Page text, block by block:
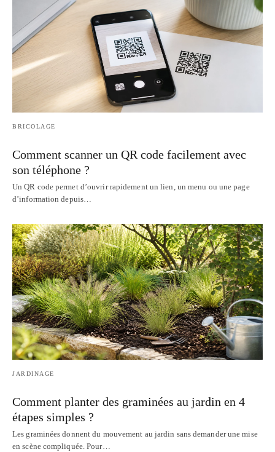
BRICOLAGE
Comment scanner un QR code facilement avec
son téléphone ?
Un QR code permet d’ouvrir rapidement un lien, un menu ou une page
d’information depuis…
JARDINAGE
Comment planter des graminées au jardin en 4
étapes simples ?
Les graminées donnent du mouvement au jardin sans demander une mise
en scène compliquée. Pour…